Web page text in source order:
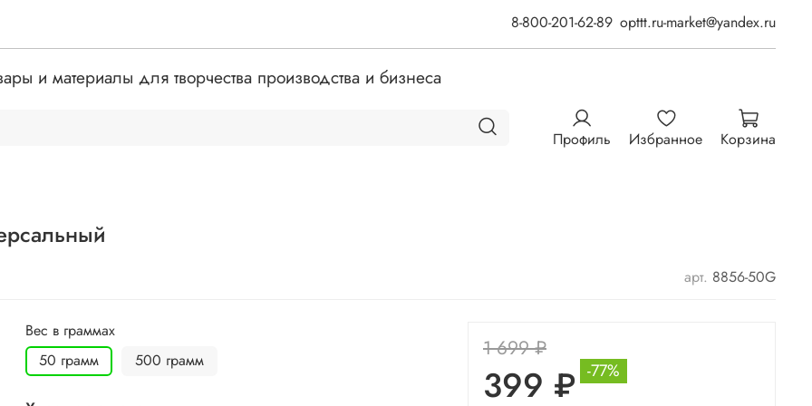
8-800-201-62-89 opttt.ru-market@yandex.ru
и материалы для творчества производства и бизнеса
Профиль Избранное Корзина
арт. 8856-50G
Вес в граммах
50 грамм
500 грамм 1 699 ₽
399 ₽ -77%